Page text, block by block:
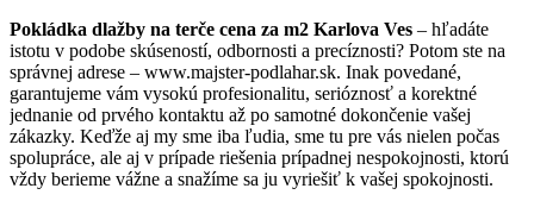
Pokládka dlažby na terče cena za m2 Karlova Ves – hľadáte
istotu v podobe skúseností, odbornosti a precíznosti? Potom ste na
správnej adrese – www.majster-podlahar.sk. Inak povedané,
garantujeme vám vysokú profesionalitu, serióznosť a korektné
jednanie od prvého kontaktu až po samotné dokončenie vašej
zákazky. Keďže aj my sme iba ľudia, sme tu pre vás nielen počas
spolupráce, ale aj v prípade riešenia prípadnej nespokojnosti, ktorú
vždy berieme vážne a snažíme sa ju vyriešiť k vašej spokojnosti.